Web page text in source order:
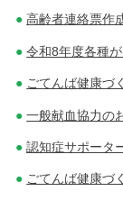
高齢者連絡票作
令和8年度各種
ごてんば健康づ
一般献血協力の
認知症サポータ
ごてんば健康づ